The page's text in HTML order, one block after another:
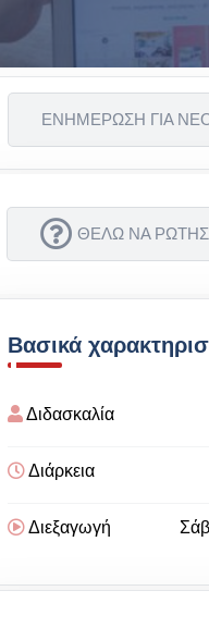
ΕΝΗΜΕΡΩΣΗ ΓΙΑ
ΘΕΛΩ ΝΑ
Βασικά
Διδασκαλία
Διάρκεια
Διεξαγωγή